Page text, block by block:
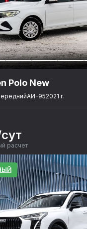
Polo New
АИ-952021 г.
расчет